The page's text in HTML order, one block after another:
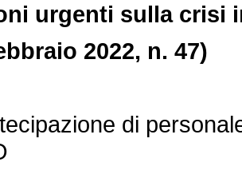
urgenti sulla crisi
2022, n. 47)
di